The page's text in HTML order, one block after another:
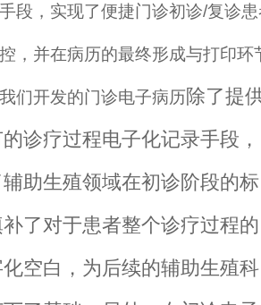
段，实现了便捷门诊初诊/复诊
，并在病历的最终形成与打印环
们开发的门诊电子病历除了提
诊疗过程电子化记录手段，
助生殖领域在初诊阶段的标
了对于患者整个诊疗过程的
空白，为后续的辅助生殖科